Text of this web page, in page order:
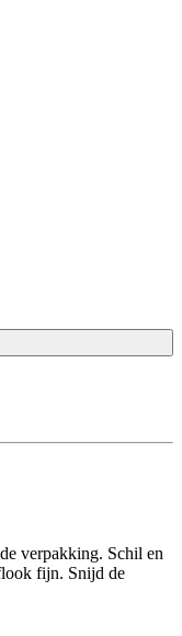
verpakking. Schil en
fijn. Snijd de